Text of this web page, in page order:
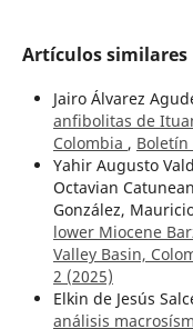
Artículos similares
Jairo Álvarez
anfibolitas de
Colombia , Boletín
Yahir Augusto
Octavian
González,
lower Miocene
Valley Basin,
2 (2025)
Elkin de Jesús
análisis